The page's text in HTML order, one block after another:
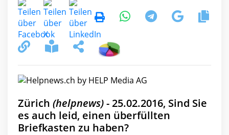
Zürich (helpnews)- 25.02.2016, Sind Sie
es auch leid, einen überfüllten
Briefkasten zu haben?